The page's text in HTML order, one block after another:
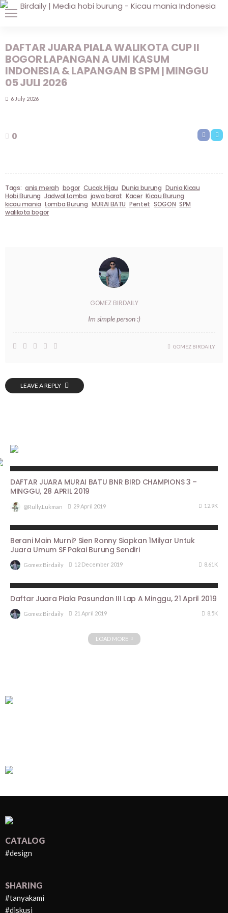
DAFTAR JUARA PIALA WALIKOTA CUP II
BOGOR LAPANGAN A UMI KASUM
INDONESIA & LAPANGAN B SPM | MINGGU
05 JULI 2026
6 July 2026
0
Tags: anis merah bogor Cucak Hijau Dunia burung Dunia Kicau
Hobi Burung Jadwal Lomba jawa barat Kacer Kicau Burung
kicau mania Lomba Burung MURAI BATU Pentet SOGON SPM
walikota bogor
GOMEZ BIRDAILY
Im simple person :)
GOMEZ BIRDAILY
LEAVE A REPLY
DAFTAR JUARA MURAI BATU BNR BIRD CHAMPIONS 3 –
MINGGU, 28 APRIL 2019
@rully.lukman 29 April 2019 12.9K
Berani Main Murni? Sien Ronny Siapkan 1Milyar Untuk
Juara Umum SF Pakai Burung Sendiri
Gomez Birdaily 12 December 2019 8.61K
Daftar Juara Piala Pasundan III Lap A Minggu, 21 April 2019
Gomez Birdaily 21 April 2019 8.5K
LOAD MORE
CATALOG
#design
SHARING
#tanyakami
#diskusi